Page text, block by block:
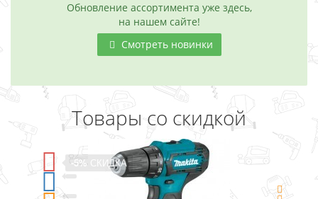
Обновление ассортимента уже здесь,
на нашем сайте!
Смотреть новинки
Товары со скидкой
-5% СКИДКА